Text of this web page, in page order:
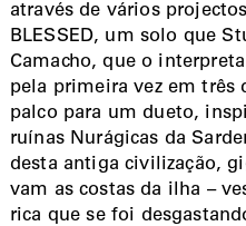
através de vários
BLESSED, um solo que
Camacho, que o
pela primeira vez em três
palco para um dueto,
ruínas Nurágicas da
desta antiga civilização,
vam as costas da ilha –
rica que se foi